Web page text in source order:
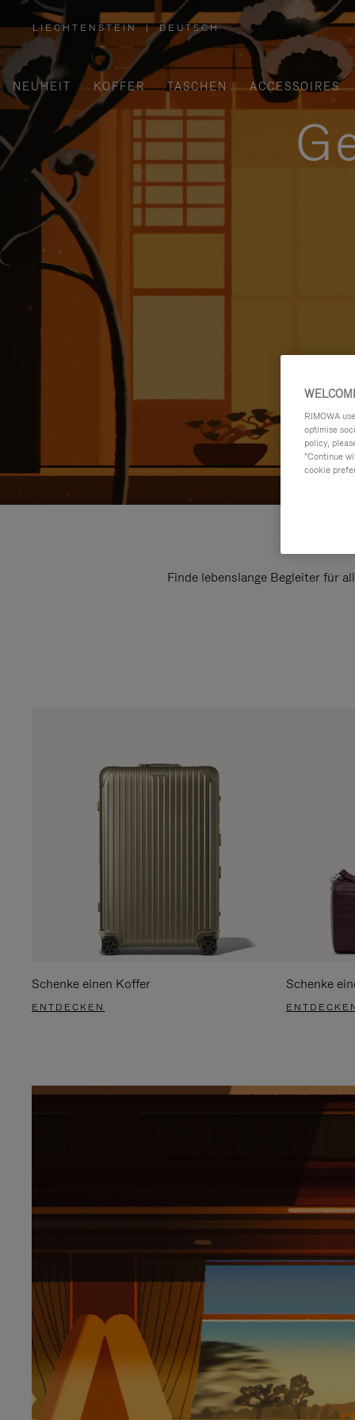
LIECHTENSTEIN
,
WÄHLEN
SIE
IHRE
REGION
AUS
| DEUTSCH
NEUHEIT KOFFER TASCHEN ACCESSOIRES
Finde lebenslange Begleiter für
Schenke einen Koffer
ENTDECKEN
Schenke
RIMOWA
optimise
policy,
"Continue
cookie